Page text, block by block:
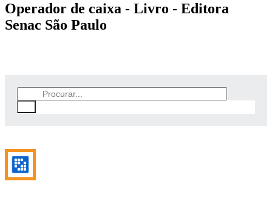
Operador de caixa - Livro - Editora
Senac São Paulo